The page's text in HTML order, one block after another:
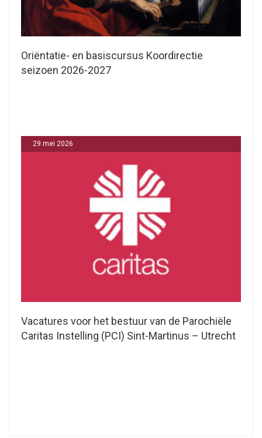
Oriëntatie- en basiscursus Koordirectie
seizoen 2026-2027
Vacatures voor het bestuur van de Parochiële
Caritas Instelling (PCI) Sint-Martinus – Utrecht
29 mei 2026